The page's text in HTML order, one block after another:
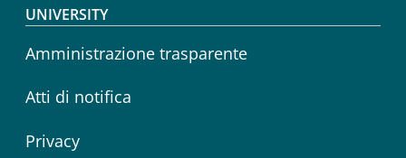
Footer menu
UNIVERSITY
Amministrazione trasparente
Atti di notifica
Privacy